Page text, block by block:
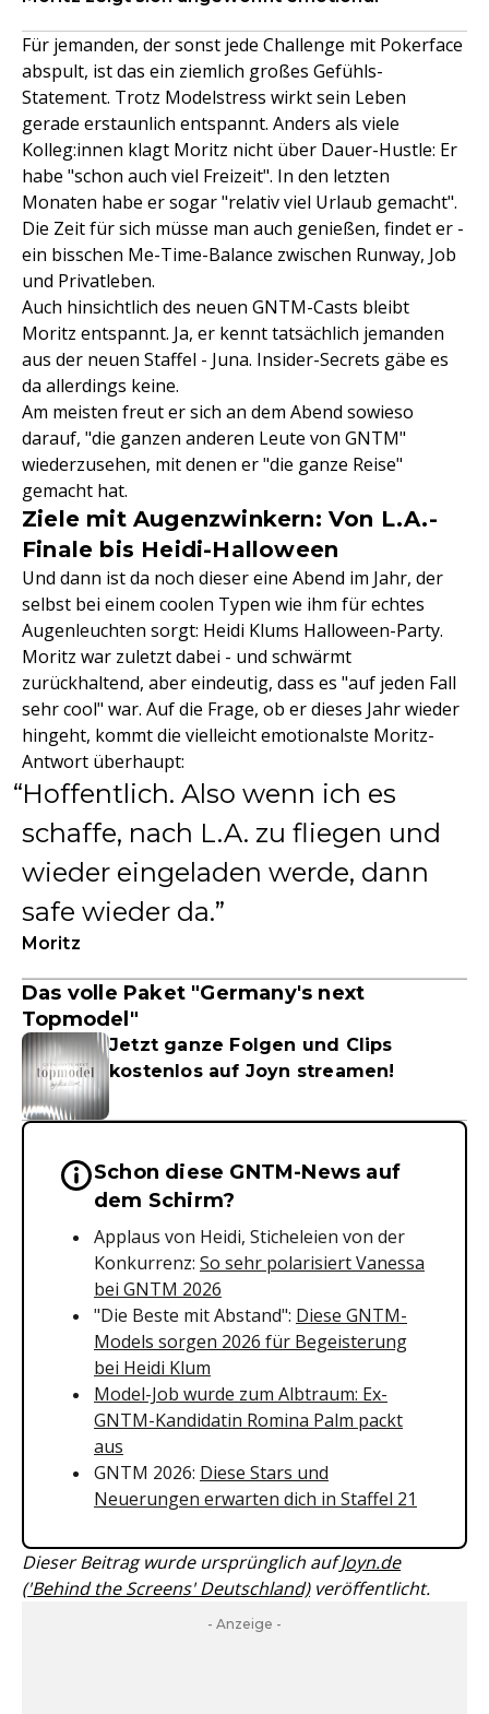
Für jemanden, der sonst jede Challenge mit Pokerface
abspult, ist das ein ziemlich großes Gefühls-
Statement. Trotz Modelstress wirkt sein Leben
gerade erstaunlich entspannt. Anders als viele
Kolleg:innen klagt Moritz nicht über Dauer-Hustle: Er
habe "schon auch viel Freizeit". In den letzten
Monaten habe er sogar "relativ viel Urlaub gemacht".
Die Zeit für sich müsse man auch genießen, findet er -
ein bisschen Me-Time-Balance zwischen Runway, Job
und Privatleben.
Auch hinsichtlich des neuen GNTM-Casts bleibt
Moritz entspannt. Ja, er kennt tatsächlich jemanden
aus der neuen Staffel - Juna. Insider-Secrets gäbe es
da allerdings keine.
Am meisten freut er sich an dem Abend sowieso
darauf, "die ganzen anderen Leute von GNTM"
wiederzusehen, mit denen er "die ganze Reise"
gemacht hat.
Ziele mit Augenzwinkern: Von L.A.-
Finale bis Heidi-Halloween
Und dann ist da noch dieser eine Abend im Jahr, der
selbst bei einem coolen Typen wie ihm für echtes
Augenleuchten sorgt: Heidi Klums Halloween-Party.
Moritz war zuletzt dabei - und schwärmt
zurückhaltend, aber eindeutig, dass es "auf jeden Fall
sehr cool" war. Auf die Frage, ob er dieses Jahr wieder
hingeht, kommt die vielleicht emotionalste Moritz-
Antwort überhaupt:
Hoffentlich. Also wenn ich es
schaffe, nach L.A. zu fliegen und
wieder eingeladen werde, dann
safe wieder da.
Moritz
Das volle Paket "Germany's next
Topmodel"
Jetzt ganze Folgen und Clips
kostenlos auf Joyn streamen!
Wichtige Hinweise &
Schon diese GNTM-News auf
dem Schirm?
Applaus von Heidi, Sticheleien von der
Konkurrenz: So sehr polarisiert Vanessa
bei GNTM 2026
"Die Beste mit Abstand": Diese GNTM-
Models sorgen 2026 für Begeisterung
bei Heidi Klum
Model-Job wurde zum Albtraum: Ex-
GNTM-Kandidatin Romina Palm packt
aus
GNTM 2026: Diese Stars und
Neuerungen erwarten dich in Staffel 21
Dieser Beitrag wurde ursprünglich aufJoyn.de
('Behind the Screens' Deutschland)veröffentlicht.
- Anzeige -